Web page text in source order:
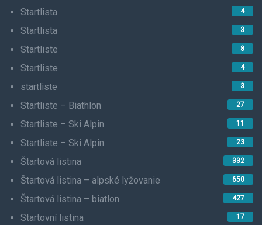
Startlista 4
Startlista 3
Startliste 8
Startliste 4
startliste 3
Startliste – Biathlon 27
Startliste – Ski Alpin 11
Startliste – Ski Alpin 23
Štartová listina 332
Štartová listina – alpské lyžovanie 650
Štartová listina – biatlon 427
Startovní listina 17